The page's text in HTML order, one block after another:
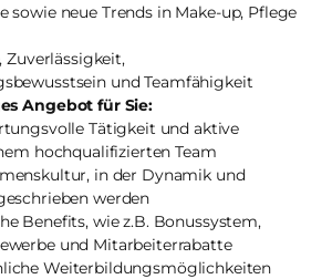
sowie neue Trends in Make-up, Pflege
Zuverlässigkeit,
und Teamfähigkeit
Angebot für Sie:
Tätigkeit und aktive
hochqualifizierten Team
in der Dynamik und
werden
Benefits, wie z.B. Bonussystem,
und Mitarbeiterrabatte
Weiterbildungsmöglichkeiten